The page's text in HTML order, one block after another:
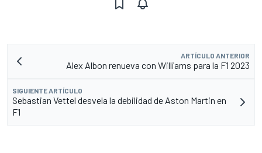
ARTÍCULO ANTERIOR
Alex Albon renueva con Williams para la F1 2023
SIGUIENTE ARTÍCULO
Sebastian Vettel desvela la debilidad de Aston Martin en
F1